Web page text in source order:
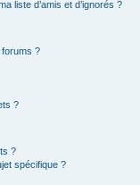
liste d’amis et d’ignorés ?
?
?
?
spécifique ?